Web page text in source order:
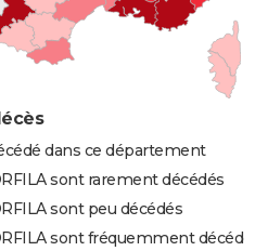
dans ce département
sont rarement décédés
sont peu décédés
sont fréquemment